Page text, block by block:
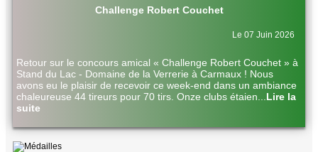
Challenge Robert Couchet
Le 07 Juin 2026
Retour sur le concours amical « Challenge Robert Couchet » à
Stand du Lac - Domaine de la Verrerie à Carmaux ! Nous
avons eu le plaisir de recevoir ce week-end dans un ambiance
chaleureuse 44 tireurs pour 70 tirs. Onze clubs étaien
Lire la
suite